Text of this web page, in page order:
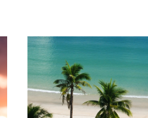
나를, 외로운 누군가를 이해하는 시간